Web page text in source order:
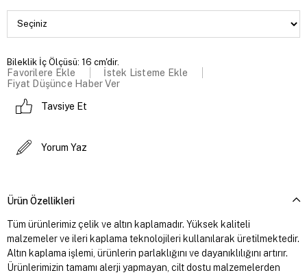
Bileklik İç Ölçüsü: 16 cm'dir.
Favorilere Ekle
İstek Listeme Ekle
Fiyat Düşünce Haber Ver
Tavsiye Et
Yorum Yaz
Ürün Özellikleri
Tüm ürünlerimiz çelik ve altın kaplamadır. Yüksek kaliteli
malzemeler ve ileri kaplama teknolojileri kullanılarak üretilmektedir.
Altın kaplama işlemi, ürünlerin parlaklığını ve dayanıklılığını artırır.
Ürünlerimizin tamamı alerji yapmayan, cilt dostu malzemelerden